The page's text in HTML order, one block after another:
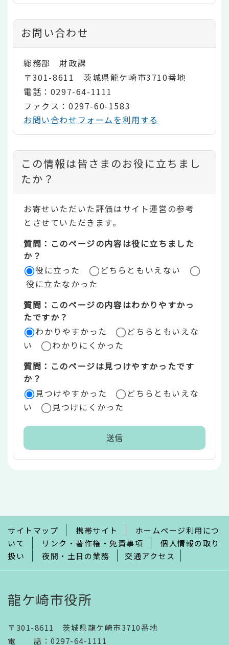
お問い合わせ
総務部 財政課
〒301-8611 茨城県龍ケ崎市3710番地
電話：0297-64-1111
ファクス：0297-60-1583
お問い合わせフォームを利用する
コ
ン
テ
ン
ツ
評
価
リ
ア
この情報は皆さまのお役に立ちまし
たか？
お寄せいただいた評価はサイト運営の参考
とさせていただきます。
質問：このページの内容は役に立ちました
か？
役に立った
どちらともいえない
役に立たなかった
質問：このページの内容はわかりやすかっ
たですか？
わかりやすかった
どちらともいえな
い
わかりにくかった
質問：このページは見つけやすかったです
か？
見つけやすかった
どちらともいえな
い
見つけにくかった
で
サイトマップ 携帯サイト
ホームページ利用につ
いて
リンク・著作権・免責事項
個人情報の取り
扱い
夜間・土日の業務 交通アクセス
龍ケ崎市役所
〒301-8611 茨城県龍ケ崎市3710番地
電話 ： 0297-64-1111